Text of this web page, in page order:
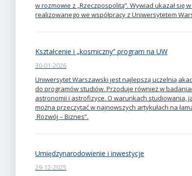
w rozmowie z „Rzeczpospolitą”. Wywiad ukazał się
realizowanego we współpracy z Uniwersytetem
Kształcenie i „kosmiczny” program na UW
30-01-2026
Uniwersytet Warszawski jest najlepszą uczelnią
do programów studiów. Przoduje również w
astronomii i astrofizyce. O warunkach studiowania,
można przeczytać w najnowszych artykułach na
Rozwój – Biznes”.
Umiędzynarodowienie i inwestycje
29-12-2025